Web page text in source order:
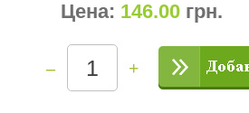
Цена: 146.00 грн.
– +